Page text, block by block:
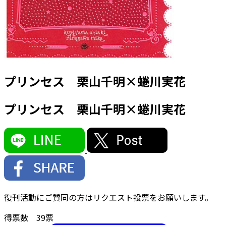
プリンセス 栗山千明×蜷川実花
プリンセス 栗山千明×蜷川実花
復刊活動にご賛同の方はリクエスト投票をお願いします。
得票数 39票